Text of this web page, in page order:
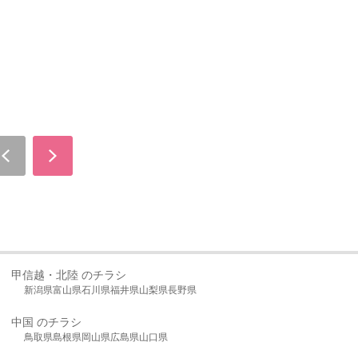
甲信越・北陸 のチラシ
新潟県富山県石川県福井県山梨県長野県
中国 のチラシ
鳥取県島根県岡山県広島県山口県